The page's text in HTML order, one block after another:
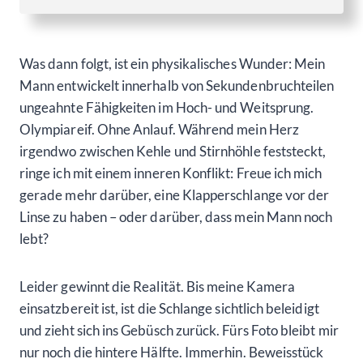
Was dann folgt, ist ein physikalisches Wunder: Mein
Mann entwickelt innerhalb von Sekundenbruchteilen
ungeahnte Fähigkeiten im Hoch- und Weitsprung.
Olympiareif. Ohne Anlauf. Während mein Herz
irgendwo zwischen Kehle und Stirnhöhle feststeckt,
ringe ich mit einem inneren Konflikt: Freue ich mich
gerade mehr darüber, eine Klapperschlange vor der
Linse zu haben – oder darüber, dass mein Mann noch
lebt?
Leider gewinnt die Realität. Bis meine Kamera
einsatzbereit ist, ist die Schlange sichtlich beleidigt
und zieht sich ins Gebüsch zurück. Fürs Foto bleibt mir
nur noch die hintere Hälfte. Immerhin. Beweisstück